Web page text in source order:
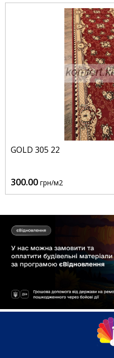
GOLD 305 22
300.00 грн/м2